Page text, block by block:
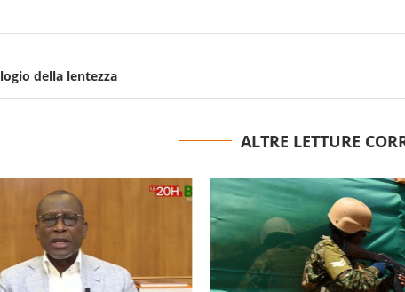
della lentezza
ALTRE LETTURE